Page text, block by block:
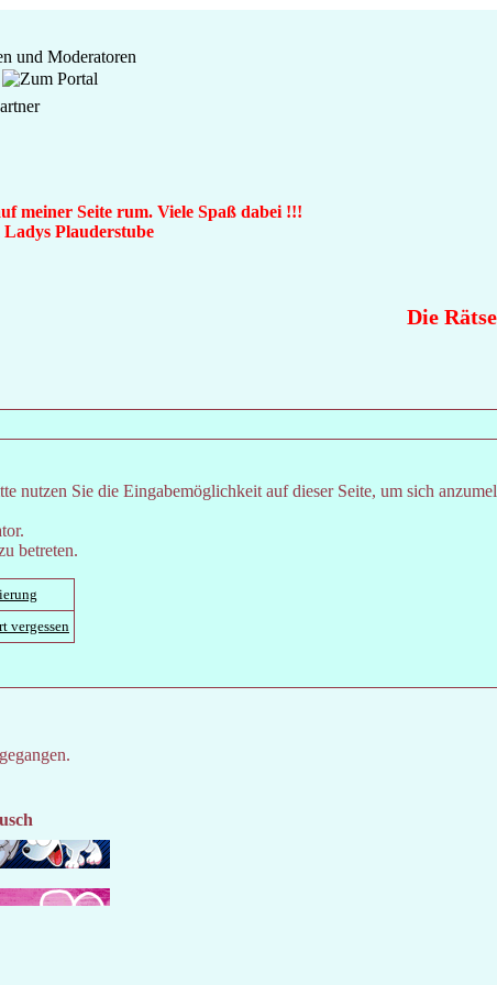
meiner Seite rum. Viele Spaß dabei !!!
Plauderstube
Die
nutzen Sie die Eingabemöglichkeit auf dieser Seite, um sich
betreten.
vergessen